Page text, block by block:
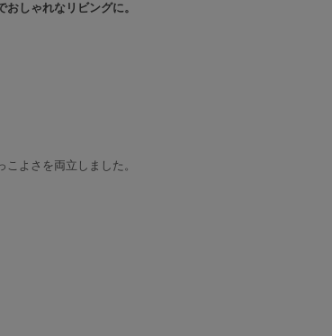
しゃれなリビングに。
よさを両立しました。